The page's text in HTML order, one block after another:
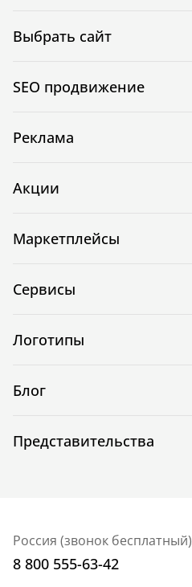
Выбрать сайт
SEO продвижение
Реклама
Акции
Маркетплейсы
Сервисы
Логотипы
Блог
Представительства
Россия (звонок бесплатный)
8 800 555-63-42